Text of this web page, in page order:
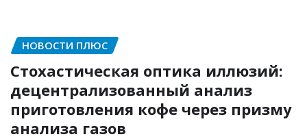
НОВОСТИ ПЛЮС
Стохастическая оптика иллюзий:
децентрализованный анализ
приготовления кофе через призму
анализа газов